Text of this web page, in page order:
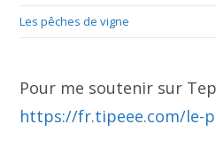
Les pêches de vigne
Pour me soutenir sur
https://fr.tipeee.com/le-